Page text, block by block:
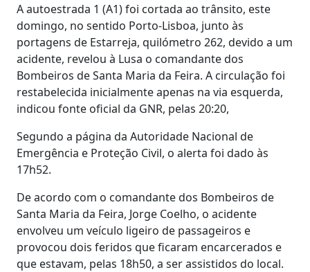
A autoestrada 1 (A1) foi cortada ao trânsito, este
domingo, no sentido Porto-Lisboa, junto às
portagens de Estarreja, quilómetro 262, devido a um
acidente, revelou à Lusa o comandante dos
Bombeiros de Santa Maria da Feira. A circulação foi
restabelecida inicialmente apenas na via esquerda,
indicou fonte oficial da GNR, pelas 20:20,
Segundo a página da Autoridade Nacional de
Emergência e Proteção Civil, o alerta foi dado às
17h52.
De acordo com o comandante dos Bombeiros de
Santa Maria da Feira, Jorge Coelho, o acidente
envolveu um veículo ligeiro de passageiros e
provocou dois feridos que ficaram encarcerados e
que estavam, pelas 18h50, a ser assistidos do local.